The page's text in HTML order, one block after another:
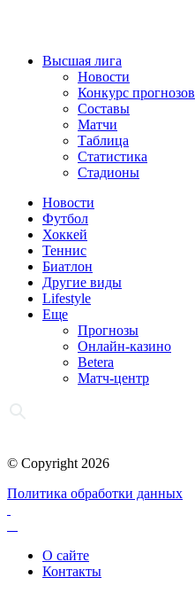
Высшая лига
Новости
Конкурс прогнозов
Составы
Матчи
Таблица
Статистика
Стадионы
Новости
Футбол
Хоккей
Теннис
Биатлон
Другие виды
Lifestyle
Еще
Прогнозы
Онлайн-казино
Betera
Матч-центр
© Copyright 2026
Политика обработки данных
О сайте
Контакты